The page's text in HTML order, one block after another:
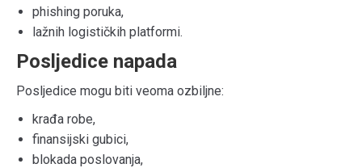
phishing poruka,
lažnih logističkih platformi.
Posljedice napada
Posljedice mogu biti veoma ozbiljne:
krađa robe,
finansijski gubici,
blokada poslovanja,